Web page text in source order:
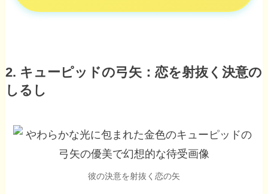
2. キューピッドの弓矢：恋を射抜く決意の
しるし
彼の決意を射抜く恋の矢